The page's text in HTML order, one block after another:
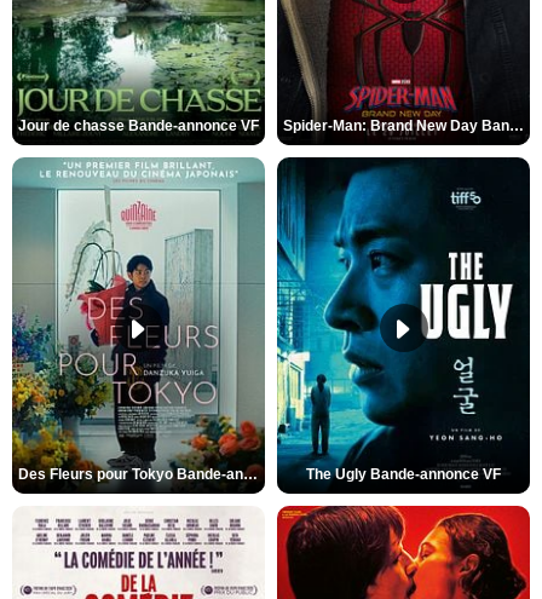
Jour de chasse Bande-annonce VF Spider-Man: Brand New Day Bande-annonce (3) VO STFR
Des Fleurs pour Tokyo Bande-annonce VO STFR The Ugly Bande-annonce VF